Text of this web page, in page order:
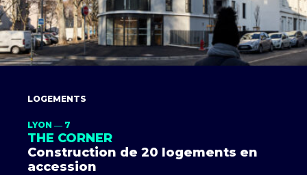
LOGEMENTS
LYON ― 7
THE CORNER
Construction de 20 logements en
accession